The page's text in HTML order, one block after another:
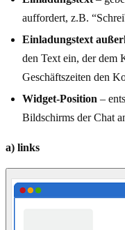
auffordert, z.B.
Einladungstext
den Text ein, der dem
Geschäftszeiten den
Widget-Position –
Bildschirms der Chat
a) links